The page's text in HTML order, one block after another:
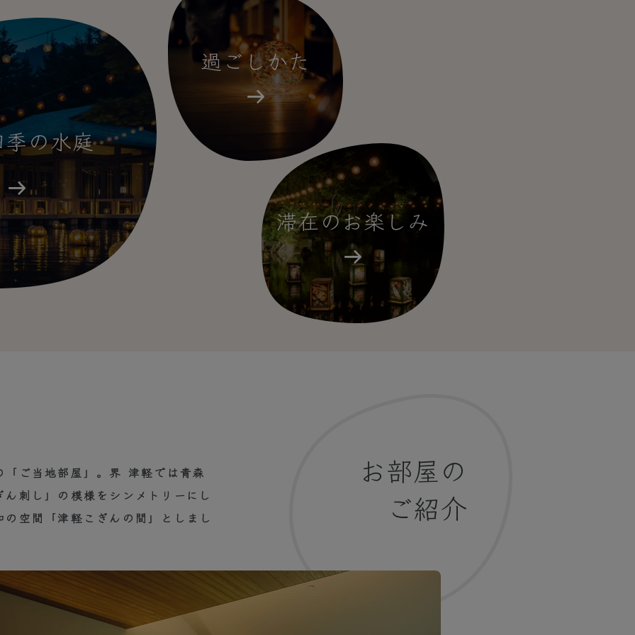
の水庭
過ごしかた
滞在のお楽しみ
お部屋の
ご紹介
「ご当地部屋」。界 津軽では青森
刺し」の模様をシンメトリーにし
空間「津軽こぎんの間」としまし